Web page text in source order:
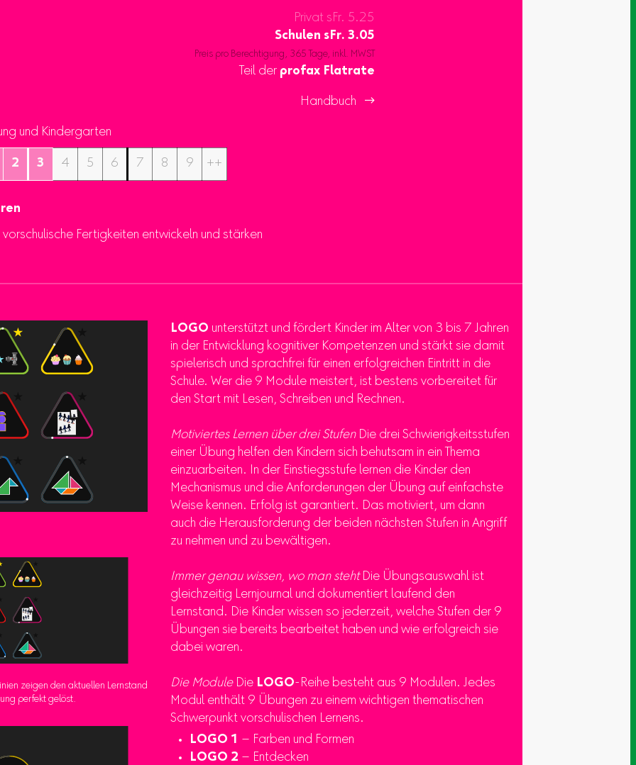
Privat sFr. 5.25
Schulen sFr. 3.05
Preis pro Berechtigung, 365 Tage, inkl. MWST
Teil der profax Flatrate
Handbuch 
und Kindergarten
2 3 4 5 6 7 8 9 ++
vorschulische Fertigkeiten entwickeln und stärken
zeigen den aktuellen Lernstand
perfekt gelöst.
LOGO unterstützt und fördert Kinder im Alter von 3 bis 7 Jahren
in der Entwicklung kognitiver Kompetenzen und stärkt sie damit
spielerisch und sprachfrei für einen erfolgreichen Eintritt in die
Schule. Wer die 9 Module meistert, ist bestens vorbereitet für
den Start mit Lesen, Schreiben und Rechnen.
Motiviertes Lernen über drei StufenDie drei Schwierigkeitsstufen
einer Übung helfen den Kindern sich behutsam in ein Thema
einzuarbeiten. In der Einstiegsstufe lernen die Kinder den
Mechanismus und die Anforderungen der Übung auf einfachste
Weise kennen. Erfolg ist garantiert. Das motiviert, um dann
auch die Herausforderung der beiden nächsten Stufen in Angriff
zu nehmen und zu bewältigen.
Immer genau wissen, wo man stehtDie Übungsauswahl ist
gleichzeitig Lernjournal und dokumentiert laufend den
Lernstand. Die Kinder wissen so jederzeit, welche Stufen der 9
Übungen sie bereits bearbeitet haben und wie erfolgreich sie
dabei waren.
Die ModuleDie LOGO-Reihe besteht aus 9 Modulen. Jedes
Modul enthält 9 Übungen zu einem wichtigen thematischen
Schwerpunkt vorschulischen Lernens.
LOGO 1 – Farben und Formen
LOGO 2 – Entdecken